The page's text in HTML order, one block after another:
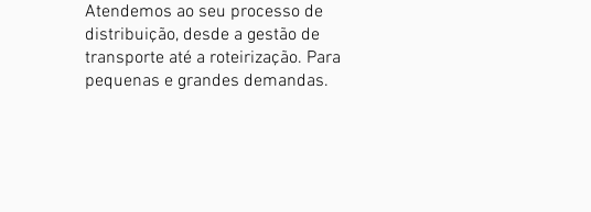
Atendemos ao seu processo de
distribuição, desde a gestão de
transporte até a roteirização. Para
pequenas e grandes demandas.